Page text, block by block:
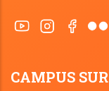
CAMPUS SUR